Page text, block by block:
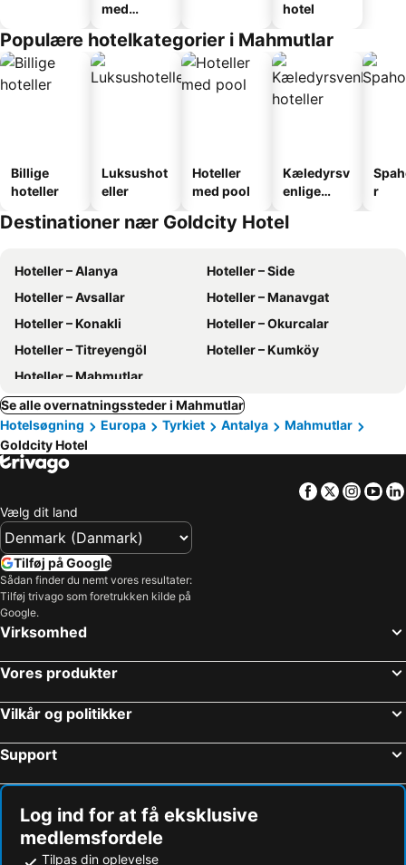
med
hotel
Populære hotelkategorier i Mahmutlar
Billige
hoteller
Luksushot
eller
Hoteller
med pool
Kæledyrsv
enlige
r
Destinationer nær Goldcity Hotel
Hoteller – Alanya
Hoteller – Side
Hoteller – Avsallar
Hoteller – Manavgat
Hoteller – Konakli
Hoteller – Okurcalar
Hoteller – Titreyengöl
Hoteller – Kumköy
Hoteller – Mahmutlar
Se alle overnatningssteder i Mahmutlar
Hotelsøgning
Europa Tyrkiet Antalya
Mahmutlar
Goldcity Hotel
Facebook
Twitter
Vælg dit land
Tilføj på Google
Sådan finder du nemt vores resultater:
Tilføj trivago som foretrukken kilde på
Google.
Virksomhed
Vores produkter
Vilkår og politikker
Support
Log ind for at få eksklusive
medlemsfordele
Tilpas din oplevelse